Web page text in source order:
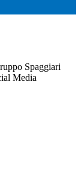
Spaggiari
Media